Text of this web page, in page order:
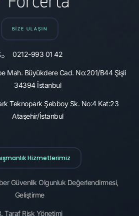
BİZE ULAŞIN
0212-993 01 42
Mah. Büyükdere Cad. No:201/B44 Şişli
34394 İstanbul
Teknopark Şebboy Sk. No:4 Kat:23
Ataşehir/İstanbul
Hizmetlerimiz
Güvenlik Olgunluk Değerlendirmesi,
Geliştirme
Taraf Risk Yönetimi